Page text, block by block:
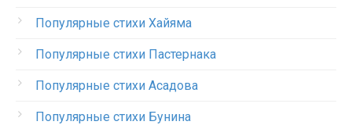
Популярные стихи Хайяма
Популярные стихи Пастернака
Популярные стихи Асадова
Популярные стихи Бунина